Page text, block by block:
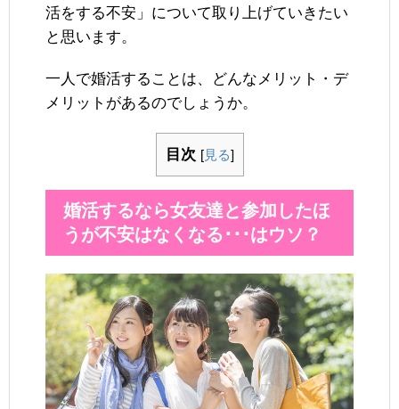
活をする不安」について取り上げていきたい
と思います。
一人で婚活することは、どんなメリット・デ
メリットがあるのでしょうか。
目次 [見る]
婚活するなら女友達と参加したほ
うが不安はなくなる･･･はウソ？